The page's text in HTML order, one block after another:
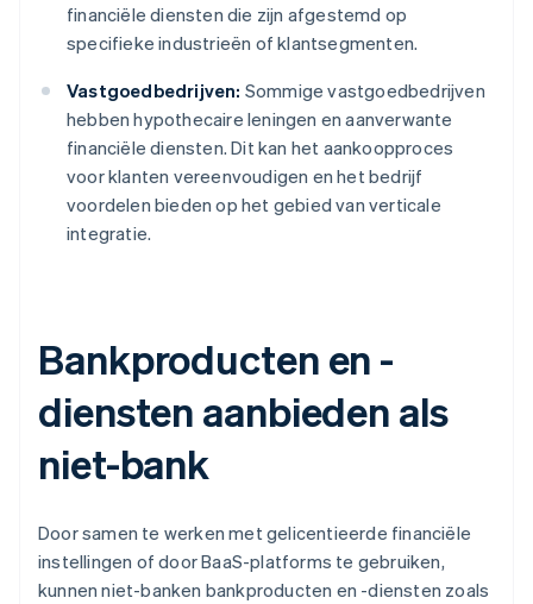
financiële diensten die zijn afgestemd op
specifieke industrieën of klantsegmenten.
Vastgoedbedrijven: Sommige vastgoedbedrijven
hebben hypothecaire leningen en aanverwante
financiële diensten. Dit kan het aankoopproces
voor klanten vereenvoudigen en het bedrijf
voordelen bieden op het gebied van verticale
integratie.
Bankproducten en -
diensten aanbieden als
niet-bank
Door samen te werken met gelicentieerde financiële
instellingen of door BaaS-platforms te gebruiken,
kunnen niet-banken bankproducten en -diensten zoals